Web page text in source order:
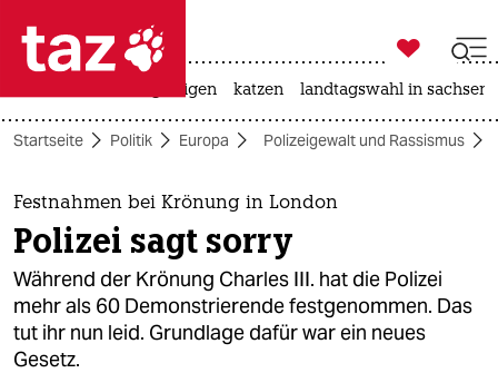
 taz zahl ich
taz zahl ich
themen
politik
öko
gesellschaft

taz zahl ich
bergsteigen katzen landtagswahl in
Startseite Politik Europa Polizeigewalt und Rassismus
Festnahmen bei Krönung in London
Polizei sagt sorry
Während der Krönung Charles III. hat die Polizei
mehr als 60 Demonstrierende festgenommen. Das
tut ihr nun leid. Grundlage dafür war ein neues
Gesetz.